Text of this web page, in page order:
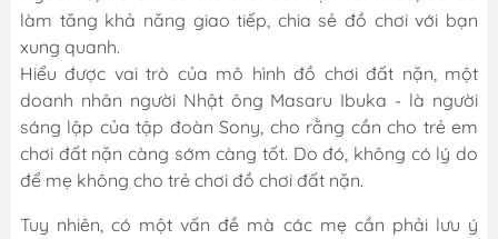
làm tăng khả năng giao tiếp, chia sẻ đồ chơi với bạn
xung quanh.
Hiểu được vai trò của mô hình đồ chơi đất nặn, một
doanh nhân người Nhật ông Masaru Ibuka - là người
sáng lập của tập đoàn Sony, cho rằng cần cho trẻ em
chơi đất nặn càng sớm càng tốt. Do đó, không có lý do
để mẹ không cho trẻ chơi đồ chơi đất nặn.
Tuy nhiên, có một vấn đề mà các mẹ cần phải lưu ý